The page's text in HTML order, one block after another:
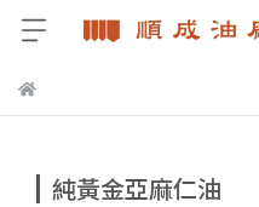
純黃金亞麻仁油